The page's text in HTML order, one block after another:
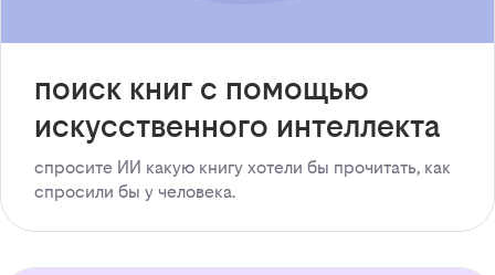
поиск книг с помощью
искусственного интеллекта
спросите ИИ какую книгу хотели бы прочитать, как
спросили бы у человека.